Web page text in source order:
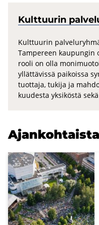
Kult­tuu­rin
Kulttuurin
Tampereen kaupungin
rooli on olla
yllättävissä paikoissa
tuottaja, tukija ja
kuudesta yksiköstä
Ajan­koh­tais­ta